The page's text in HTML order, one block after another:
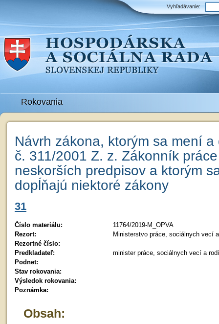
Vyhľadávanie:
Rokovania
Návrh zákona, ktorým sa mení
č. 311/2001 Z. z. Zákonník
neskorších predpisov a ktorým
dopĺňajú niektoré zákony
31
Číslo materiálu:
11764/2019-M_OPVA
Rezort:
Ministerstvo práce, sociálnych vecí
Rezortné číslo:
Predkladateľ:
minister práce, sociálnych vecí a
Podnet:
Stav rokovania:
Výsledok rokovania:
Poznámka:
Obsah: